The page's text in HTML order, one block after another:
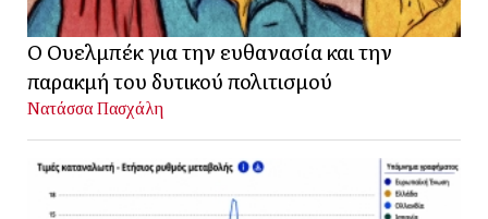
Ο Ουελμπέκ για την ευθανασία και την
παρακμή του δυτικού πολιτισμού
Νατάσσα Πασχάλη